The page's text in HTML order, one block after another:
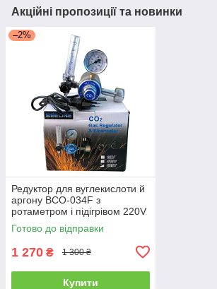
Акційні пропозиції та новинки
–2%
Редуктор для вуглекислоти й
аргону BCO-034F з
ротаметром і підігрівом 220V
(євровилка)
Готово до відправки
1 270 ₴ 1 300 ₴
Купити